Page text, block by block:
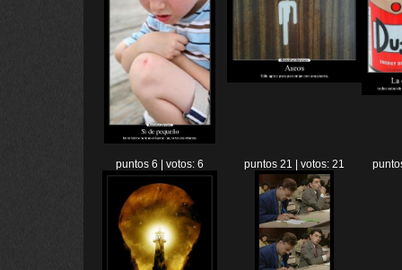
puntos 6 | votos: 6 puntos 21 | votos: 21